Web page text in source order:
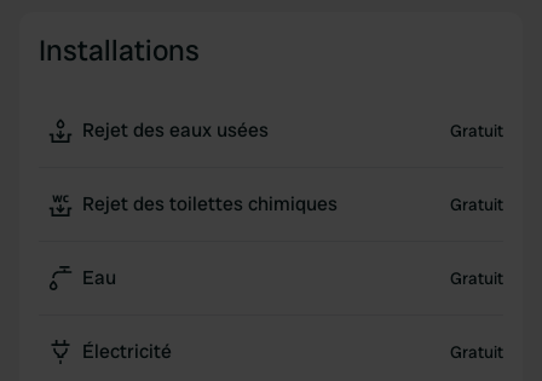
Installations
Rejet des eaux usées Gratuit
Rejet des toilettes chimiques Gratuit
Eau Gratuit
Électricité Gratuit